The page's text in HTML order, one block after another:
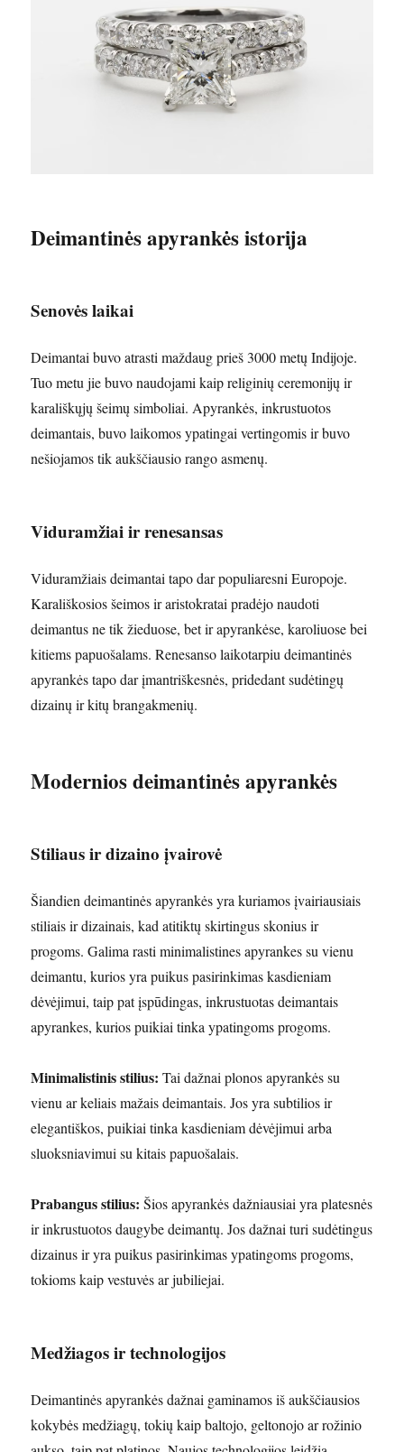
Deimantinės apyrankės istorija
Senovės laikai
Deimantai buvo atrasti maždaug prieš 3000 metų Indijoje.
Tuo metu jie buvo naudojami kaip religinių ceremonijų ir
karališkųjų šeimų simboliai. Apyrankės, inkrustuotos
deimantais, buvo laikomos ypatingai vertingomis ir buvo
nešiojamos tik aukščiausio rango asmenų.
Viduramžiai ir renesansas
Viduramžiais deimantai tapo dar populiaresni Europoje.
Karališkosios šeimos ir aristokratai pradėjo naudoti
deimantus ne tik žieduose, bet ir apyrankėse, karoliuose bei
kitiems papuošalams. Renesanso laikotarpiu deimantinės
apyrankės tapo dar įmantriškesnės, pridedant sudėtingų
dizainų ir kitų brangakmenių.
Modernios deimantinės apyrankės
Stiliaus ir dizaino įvairovė
Šiandien deimantinės apyrankės yra kuriamos įvairiausiais
stiliais ir dizainais, kad atitiktų skirtingus skonius ir
progoms. Galima rasti minimalistines apyrankes su vienu
deimantu, kurios yra puikus pasirinkimas kasdieniam
dėvėjimui, taip pat įspūdingas, inkrustuotas deimantais
apyrankes, kurios puikiai tinka ypatingoms progoms.
Minimalistinis stilius: Tai dažnai plonos apyrankės su
vienu ar keliais mažais deimantais. Jos yra subtilios ir
elegantiškos, puikiai tinka kasdieniam dėvėjimui arba
sluoksniavimui su kitais papuošalais.
Prabangus stilius: Šios apyrankės dažniausiai yra platesnės
ir inkrustuotos daugybe deimantų. Jos dažnai turi sudėtingus
dizainus ir yra puikus pasirinkimas ypatingoms progoms,
tokioms kaip vestuvės ar jubiliejai.
Medžiagos ir technologijos
Deimantinės apyrankės dažnai gaminamos iš aukščiausios
kokybės medžiagų, tokių kaip baltojo, geltonojo ar rožinio